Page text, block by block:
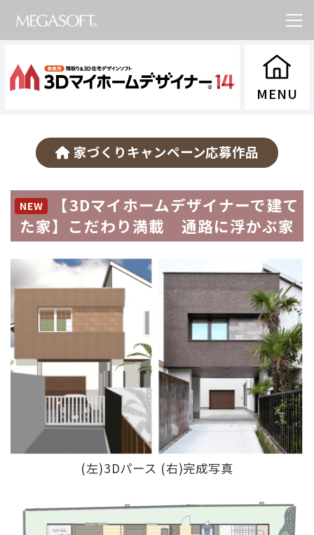
家づくりキャンペーン応募作品
NEW
【3Dマイホームデザイナーで建て
た家】こだわり満載 通路に浮かぶ家
(左)3Dパース (右)完成写真